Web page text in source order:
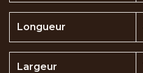
Longueur
Largeur